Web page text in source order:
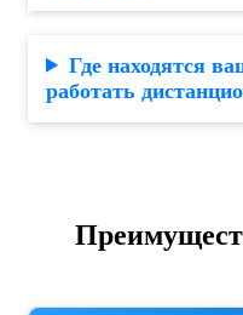
Где находятся
работать